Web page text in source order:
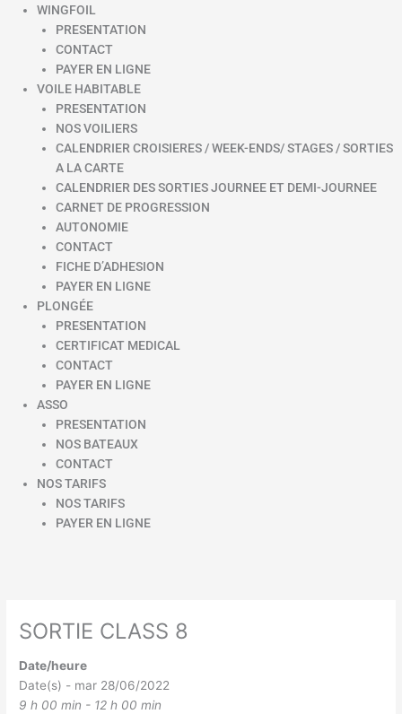
WINGFOIL
PRESENTATION
CONTACT
PAYER EN LIGNE
VOILE HABITABLE
PRESENTATION
NOS VOILIERS
CALENDRIER CROISIERES / WEEK-ENDS/ STAGES / SORTIES
A LA CARTE
CALENDRIER DES SORTIES JOURNEE ET DEMI-JOURNEE
CARNET DE PROGRESSION
AUTONOMIE
CONTACT
FICHE D’ADHESION
PAYER EN LIGNE
PLONGÉE
PRESENTATION
CERTIFICAT MEDICAL
CONTACT
PAYER EN LIGNE
ASSO
PRESENTATION
NOS BATEAUX
CONTACT
NOS TARIFS
NOS TARIFS
PAYER EN LIGNE
SORTIE CLASS 8
Date/heure
Date(s) - mar 28/06/2022
9 h 00 min - 12 h 00 min